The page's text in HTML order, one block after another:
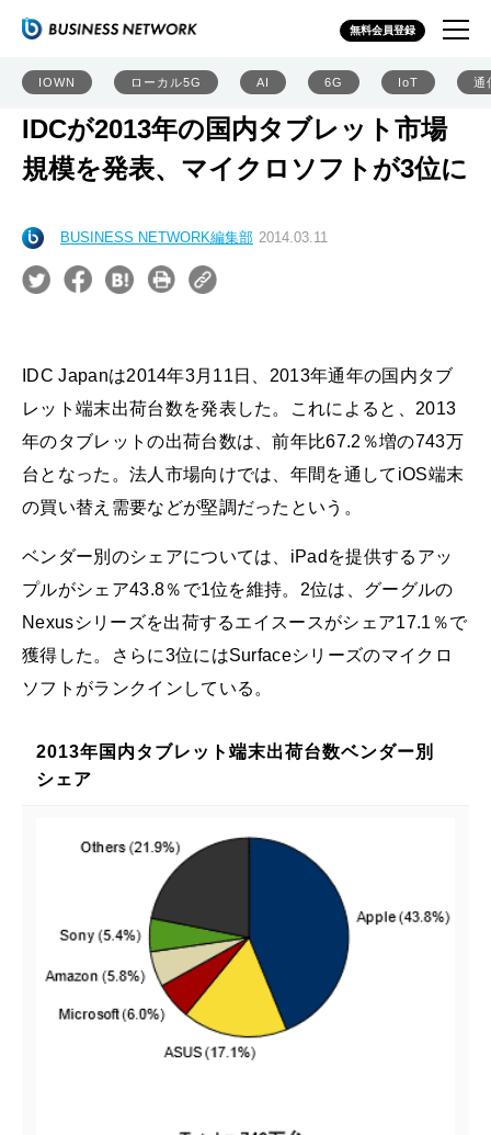
無料会員登録
IOWN ローカル5G AI 6G IoT 通
IDCが2013年の国内タブレット市場
規模を発表、マイクロソフトが3位に
BUSINESS NETWORK編集部 2014.03.11
IDC Japanは2014年3月11日、2013年通年の国内タブ
レット端末出荷台数を発表した。これによると、2013
年のタブレットの出荷台数は、前年比67.2％増の743万
台となった。法人市場向けでは、年間を通してiOS端末
の買い替え需要などが堅調だったという。
ベンダー別のシェアについては、iPadを提供するアッ
プルがシェア43.8％で1位を維持。2位は、グーグルの
Nexusシリーズを出荷するエイスースがシェア17.1％で
獲得した。さらに3位にはSurfaceシリーズのマイクロ
ソフトがランクインしている。
2013年国内タブレット端末出荷台数ベンダー別
シェア